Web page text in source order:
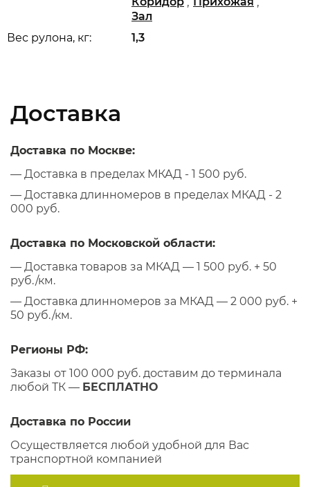
Вес рулона, кг: 1,3
Зал
Доставка
Доставка по Москве:
— Доставка в пределах МКАД - 1 500 руб.
— Доставка длинномеров в пределах МКАД - 2
000 руб.
Доставка по Московской области:
— Доставка товаров за МКАД — 1 500 руб. + 50
руб./км.
— Доставка длинномеров за МКАД — 2 000 руб. +
50 руб./км.
Регионы РФ:
Заказы от 100 000 руб. доставим до терминала
любой ТК — БЕСПЛАТНО
Доставка по России
Осуществляется любой удобной для Вас
транспортной компанией